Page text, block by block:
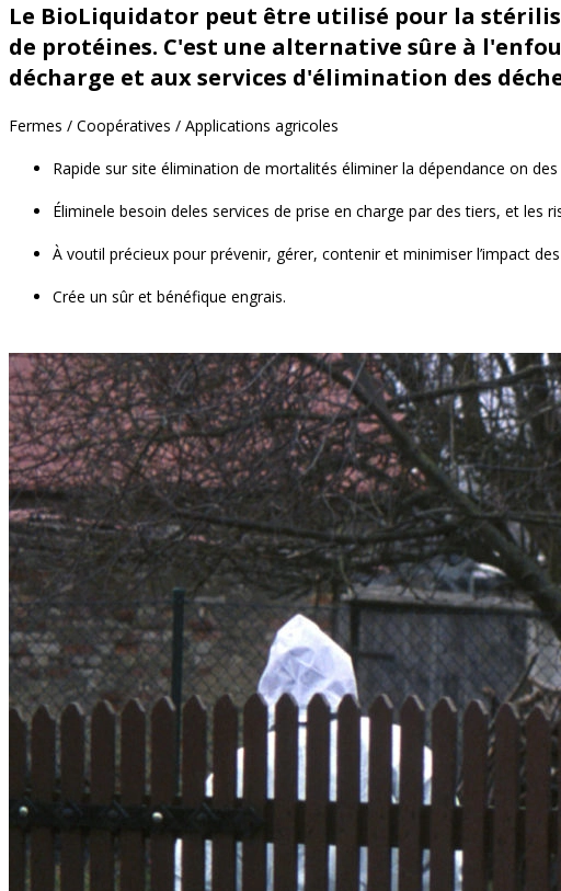
Le BioLiquidator peut être utilisé pour la
de protéines. C'est une alternative sûre à
décharge et aux services d'élimination des
Fermes / Coopératives / Applications agricoles
Rapide sur site élimination de mortalités éliminer la dépendance on
Éliminele besoin deles services de prise en charge par des tiers, et les
À voutil précieux pour prévenir, gérer, contenir et minimiser l’impact
Crée un sûr et bénéfique engrais.